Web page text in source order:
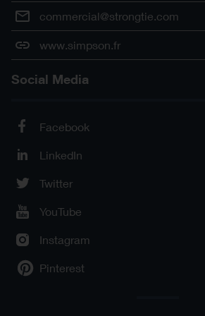
commercial@strongtie.com
www.simpson.fr
Social Media
Facebook
LinkedIn
Twitter
YouTube
Instagram
Pinterest